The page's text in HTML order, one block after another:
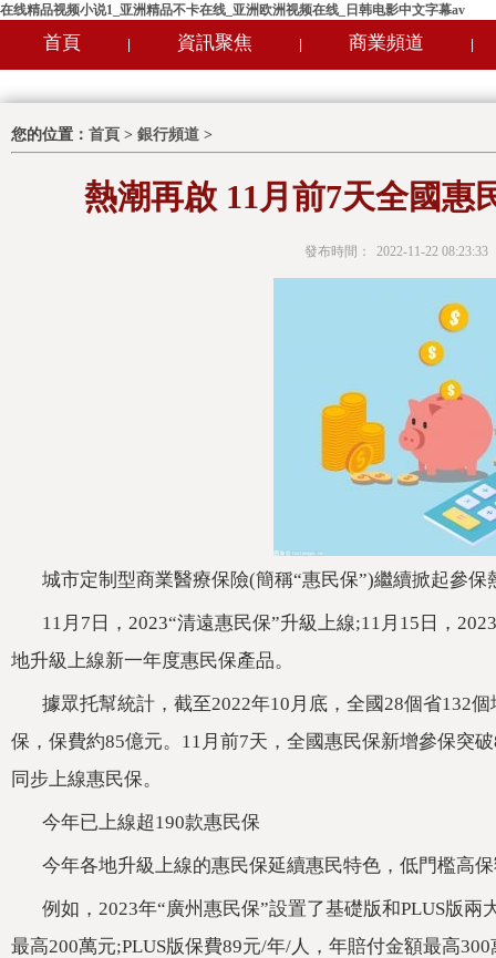
在线精品视频小说1_亚洲精品不卡在线_亚洲欧洲视频在线_日韩电影中文字幕av
首頁 資訊聚焦 商業頻道
您的位置： 首頁 > 銀行頻道 >
熱潮再啟 11月前7天全國惠
發布時間： 2022-11-22 08:23:33
城市定制型商業醫療保險(簡稱“惠民保”)繼續掀起參保
11月7日，2023“清遠惠民保”升級上線;11月15日，
地升級上線新一年度惠民保產品。
據眾托幫統計，截至2022年10月底，全國28個省
保，保費約85億元。11月前7天，全國惠民保新增參
同步上線惠民保。
今年已上線超190款惠民保
今年各地升級上線的惠民保延續惠民特色，低門檻高
例如，2023年“廣州惠民保”設置了基礎版和PLUS版兩大
最高200萬元;PLUS版保費89元/年/人，年賠付金額最高